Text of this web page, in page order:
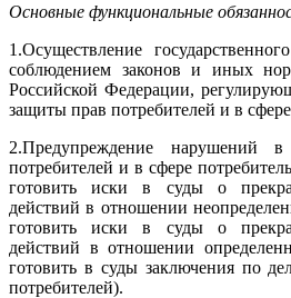
Основные функциональные
1.Осуществление
соблюдением законов и иных
Российской Федерации,
защиты прав потребителей и в
2.Предупреждение нарушений
потребителей и в сфере
готовить иски в суды о
действий в отношении
готовить иски в суды о
действий в отношении
готовить в суды заключения по
потребителей).